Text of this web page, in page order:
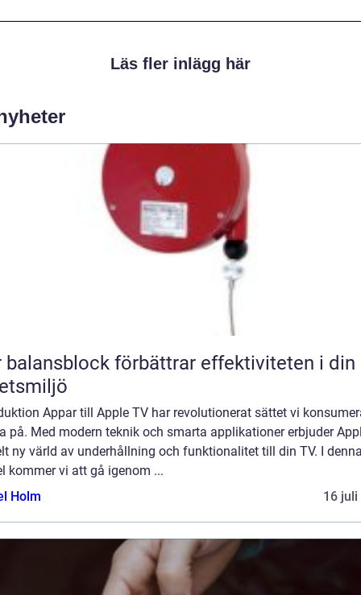
Läs fler inlägg här
balansblock förbättrar effektiviteten i din
Appar till Apple TV har revolutionerat sättet vi
på. Med modern teknik och smarta applikationer erbjuder
ny värld av underhållning och funktionalitet till din TV. I
kommer vi att gå igenom ...
Holm
16 juli